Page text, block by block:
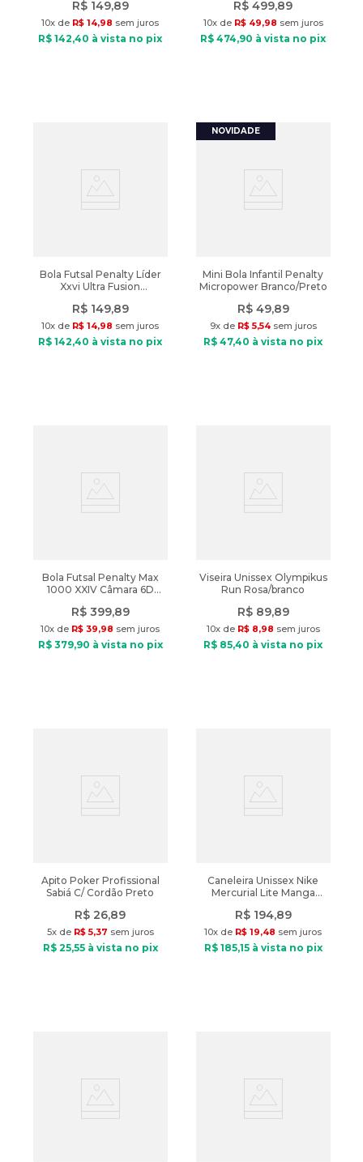
R$ 149,89
10x de R$ 14,98 sem juros
R$ 142,40 à vista no pix
R$ 499,89
10x de R$ 49,98 sem juros
R$ 474,90 à vista no pix
Bola Futsal Penalty Líder
Xxvi Ultra Fusion
R$ 149,89
10x de R$ 14,98 sem juros
R$ 142,40 à vista no pix
Mini Bola Infantil Penalty
Micropower Branco/Preto
R$ 49,89
9x de R$ 5,54sem juros
R$ 47,40 à vista no pix
Bola Futsal Penalty Max
1000 XXIV Câmara 6D
R$ 399,89
10x de R$ 39,98 sem juros
R$ 379,90 à vista no pix
Viseira Unissex Olympikus
Run Rosa/branco
R$ 89,89
10x de R$ 8,98 sem juros
R$ 85,40 à vista no pix
Apito Poker Profissional
Sabiá C/ Cordão Preto
R$ 26,89
5x de R$ 5,37 sem juros
R$ 25,55à vista no pix
Caneleira Unissex Nike
Mercurial Lite Manga
R$ 194,89
10x de R$ 19,48 sem juros
R$ 185,15à vista no pix